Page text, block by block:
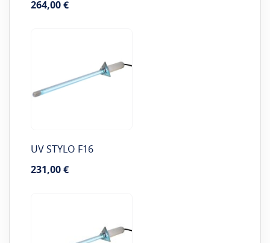
264,00 €
UV STYLO F16
231,00 €